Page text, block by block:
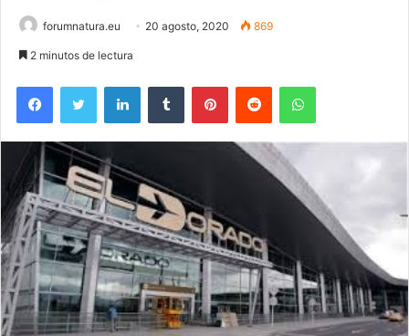
forumnatura.eu 20 agosto, 2020 869
2 minutos de lectura
FacebookTwitter LinkedInTumblr PinterestReddit WhatsApp